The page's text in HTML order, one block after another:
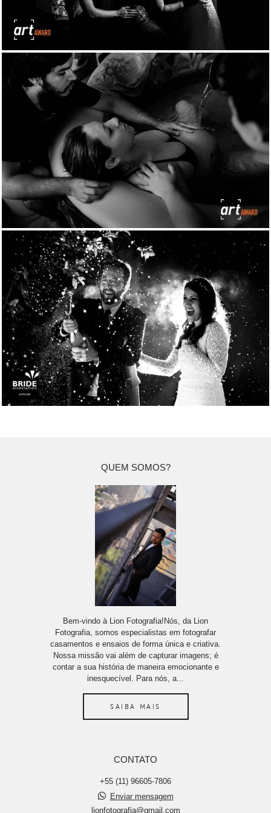
QUEM SOMOS?
Bem-vindo à Lion Fotografia!Nós, da Lion
Fotografia, somos especialistas em fotografar
casamentos e ensaios de forma única e criativa.
Nossa missão vai além de capturar imagens; é
contar a sua história de maneira emocionante e
inesquecível. Para nós, a...
SAIBA MAIS
CONTATO
+55 (11) 96605-7806
Enviar mensagem
lionfotografia@gmail.com